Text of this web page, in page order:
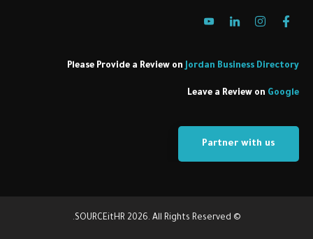
Please Provide a Review onJordan Business Directory
Leave a Review on Google
Partner with us
© SOURCEitHR 2026. All Rights Reserved.